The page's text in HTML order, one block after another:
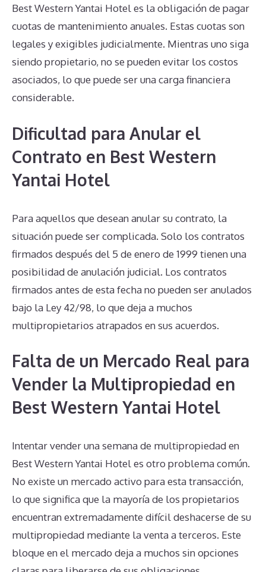
Best Western Yantai Hotel es la obligación de pagar
cuotas de mantenimiento anuales. Estas cuotas son
legales y exigibles judicialmente. Mientras uno siga
siendo propietario, no se pueden evitar los costos
asociados, lo que puede ser una carga financiera
considerable.
Dificultad para Anular el
Contrato en Best Western
Yantai Hotel
Para aquellos que desean anular su contrato, la
situación puede ser complicada. Solo los contratos
firmados después del 5 de enero de 1999 tienen una
posibilidad de anulación judicial. Los contratos
firmados antes de esta fecha no pueden ser anulados
bajo la Ley 42/98, lo que deja a muchos
multipropietarios atrapados en sus acuerdos.
Falta de un Mercado Real para
Vender la Multipropiedad en
Best Western Yantai Hotel
Intentar vender una semana de multipropiedad en
Best Western Yantai Hotel es otro problema común.
No existe un mercado activo para esta transacción,
lo que significa que la mayoría de los propietarios
encuentran extremadamente difícil deshacerse de su
multipropiedad mediante la venta a terceros. Este
bloque en el mercado deja a muchos sin opciones